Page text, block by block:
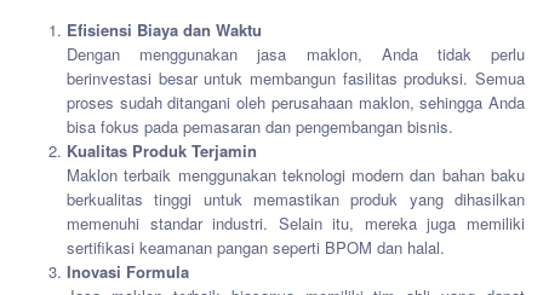
Efisiensi Biaya dan Waktu
Dengan menggunakan jasa maklon, Anda tidak perlu
berinvestasi besar untuk membangun fasilitas produksi. Semua
proses sudah ditangani oleh perusahaan maklon, sehingga Anda
bisa fokus pada pemasaran dan pengembangan bisnis.
Kualitas Produk Terjamin
Maklon terbaik menggunakan teknologi modern dan bahan baku
berkualitas tinggi untuk memastikan produk yang dihasilkan
memenuhi standar industri. Selain itu, mereka juga memiliki
sertifikasi keamanan pangan seperti BPOM dan halal.
Inovasi Formula